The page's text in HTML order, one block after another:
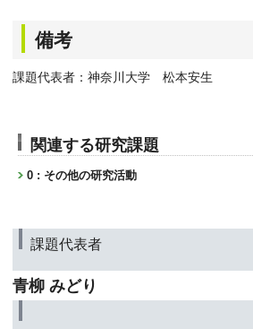
備考
課題代表者：神奈川大学 松本安生
関連する研究課題
0 : その他の研究活動
課題代表者
青柳 みどり